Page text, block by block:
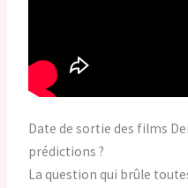
Date de sortie des films
prédictions ?
La question qui brûle